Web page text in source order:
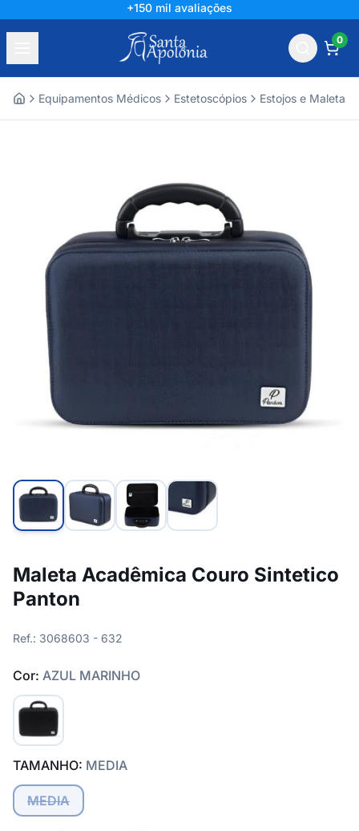
+150 mil avaliações
0
Equipamentos Médicos Estetoscópios Estojos e Maletas
Maleta Acadêmica Couro Sintetico
Panton
Ref.: 3068603 - 632
Cor: AZUL MARINHO
TAMANHO: MEDIA
MEDIA